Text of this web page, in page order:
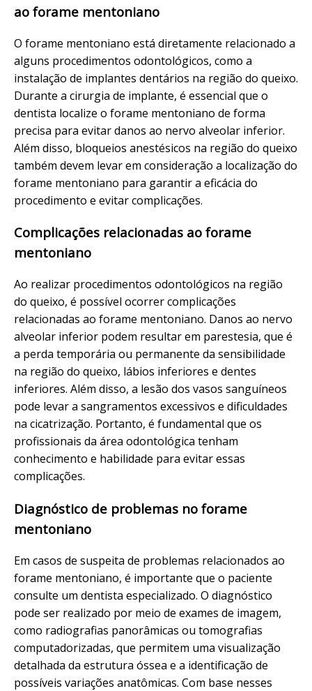
ao forame mentoniano
O forame mentoniano está diretamente relacionado a
alguns procedimentos odontológicos, como a
instalação de implantes dentários na região do queixo.
Durante a cirurgia de implante, é essencial que o
dentista localize o forame mentoniano de forma
precisa para evitar danos ao nervo alveolar inferior.
Além disso, bloqueios anestésicos na região do queixo
também devem levar em consideração a localização do
forame mentoniano para garantir a eficácia do
procedimento e evitar complicações.
Complicações relacionadas ao forame
mentoniano
Ao realizar procedimentos odontológicos na região
do queixo, é possível ocorrer complicações
relacionadas ao forame mentoniano. Danos ao nervo
alveolar inferior podem resultar em parestesia, que é
a perda temporária ou permanente da sensibilidade
na região do queixo, lábios inferiores e dentes
inferiores. Além disso, a lesão dos vasos sanguíneos
pode levar a sangramentos excessivos e dificuldades
na cicatrização. Portanto, é fundamental que os
profissionais da área odontológica tenham
conhecimento e habilidade para evitar essas
complicações.
Diagnóstico de problemas no forame
mentoniano
Em casos de suspeita de problemas relacionados ao
forame mentoniano, é importante que o paciente
consulte um dentista especializado. O diagnóstico
pode ser realizado por meio de exames de imagem,
como radiografias panorâmicas ou tomografias
computadorizadas, que permitem uma visualização
detalhada da estrutura óssea e a identificação de
possíveis variações anatômicas. Com base nesses